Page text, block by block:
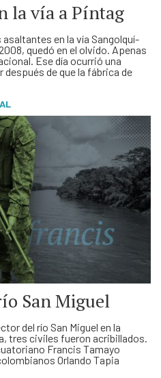
la vía a Píntag
en la vía Sangolquí-
quedó en el olvido. Apenas
Ese día ocurrió una
de que la fábrica de
Estaba ubicada en el km 5
San Miguel
del río San Miguel en la
tres civiles fueron acribillados.
Francis Tamayo
Orlando Tapia
De acuerdo con la Cedhu, los